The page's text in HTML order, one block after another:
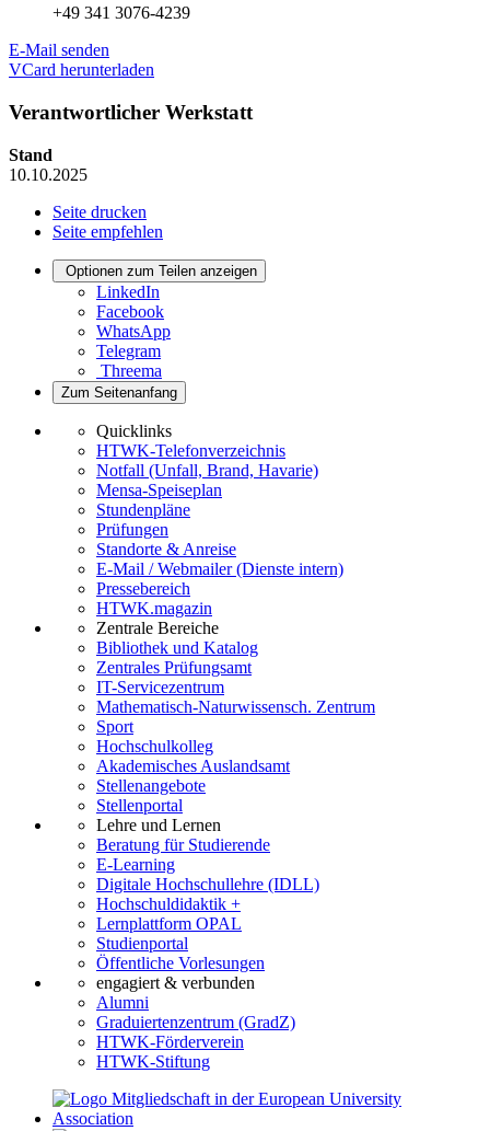
+49 341 3076-4239
E-Mail senden
VCard herunterladen
Verantwortlicher Werkstatt
Stand
10.10.2025
Seite drucken
Seite empfehlen
Optionen zum Teilen anzeigen
LinkedIn
Facebook
WhatsApp
Telegram
Threema
Zum Seitenanfang
Quicklinks
HTWK-Telefonverzeichnis
Notfall (Unfall, Brand, Havarie)
Mensa-Speiseplan
Stundenpläne
Prüfungen
Standorte & Anreise
E-Mail / Webmailer (Dienste intern)
Pressebereich
HTWK.magazin
Zentrale Bereiche
Bibliothek und Katalog
Zentrales Prüfungsamt
IT-Servicezentrum
Mathematisch-Naturwissensch. Zentrum
Sport
Hochschulkolleg
Akademisches Auslandsamt
Stellenangebote
Stellenportal
Lehre und Lernen
Beratung für Studierende
E-Learning
Digitale Hochschullehre (IDLL)
Hochschuldidaktik +
Lernplattform OPAL
Studienportal
Öffentliche Vorlesungen
engagiert & verbunden
Alumni
Graduiertenzentrum (GradZ)
HTWK-Förderverein
HTWK-Stiftung